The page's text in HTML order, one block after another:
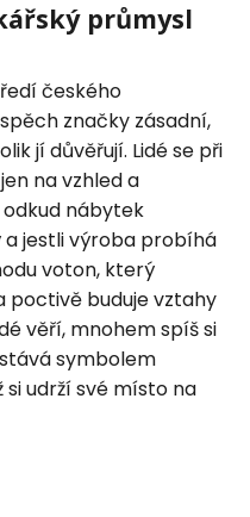
průmysl
českého
značky zásadní,
jí důvěřují. Lidé se při
na vzhled a
nábytek
a jestli výroba probíhá
voton, který
poctivě buduje vztahy
věří, mnohem spíš si
symbolem
udrží své místo na